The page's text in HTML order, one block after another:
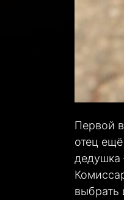
Первой
отец
дедушка
выбрать